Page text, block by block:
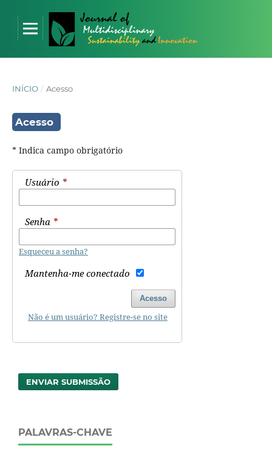
INÍCIO / Acesso
Acesso
* Indica campo obrigatório
Usuário *
Senha *
Esqueceu a senha?
Mantenha-me conectado
Acesso
Não é um usuário? Registre-se no site
ENVIAR SUBMISSÃO
PALAVRAS-CHAVE